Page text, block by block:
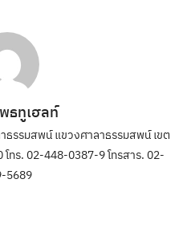
ธทูเฮลท์
รรมสพน์ แขวงศาลาธรรมสพน์ เขต
ทร. 02-448-0387-9 โทรสาร. 02-
5689